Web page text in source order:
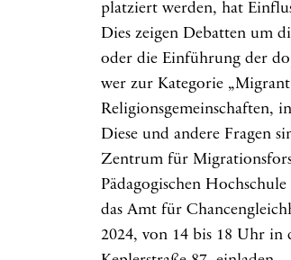
platziert werden, hat
Dies zeigen Debatten um
oder die Einführung der
wer zur Kategorie
Religionsgemeinschaften,
Diese und andere Fragen
Zentrum für
Pädagogischen
das Amt für
2024, von 14 bis 18 Uhr in